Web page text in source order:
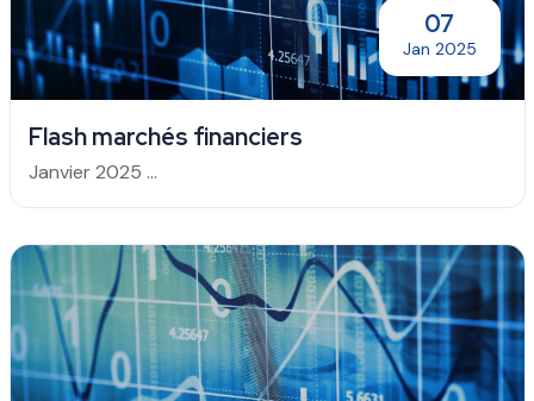
07
Jan 2025
Flash marchés financiers
Janvier 2025 ...